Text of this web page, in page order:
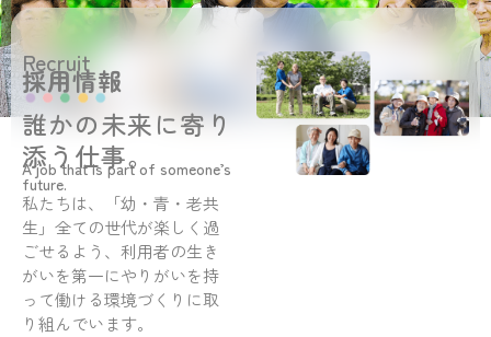
Recruit
採用情報
誰かの未来に寄り
添う仕事。
A job that is part of someone’s
future.
私たちは、「幼・青・老共
生」全ての世代が楽しく過
ごせるよう、利用者の生き
がいを第一にやりがいを持
って働ける環境づくりに取
り組んでいます。